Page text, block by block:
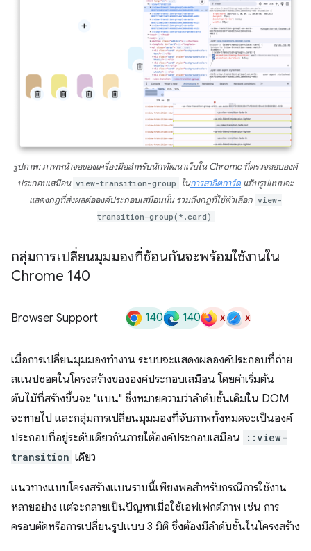
รูปภาพ: ภาพหน้าจอของเครื่องมือสำหรับนักพัฒนาเว็บใน Chrome ที่ตรวจสอบองค์
ประกอบเสมือน view-transition-group ในการสาธิตการ์ด แท็บรูปแบบจะ
แสดงกฎที่ส่งผลต่อองค์ประกอบเสมือนนั้น รวมถึงกฎที่ใช้ตัวเลือก view-
transition-group(*.card)
กลุ่มการเปลี่ยนมุมมองที่ซ้อนกันจะพร้อมใช้งานใน
Chrome 140
Browser Support 140 140 x x
เมื่อการเปลี่ยนมุมมองทำงาน ระบบจะแสดงผลองค์ประกอบที่ถ่าย
สแนปชอตในโครงสร้างขององค์ประกอบเสมือน โดยค่าเริ่มต้น
ต้นไม้ที่สร้างขึ้นจะ "แบน" ซึ่งหมายความว่าลำดับชั้นเดิมใน DOM
จะหายไป และกลุ่มการเปลี่ยนมุมมองที่จับภาพทั้งหมดจะเป็นองค์
ประกอบที่อยู่ระดับเดียวกันภายใต้องค์ประกอบเสมือน
::view-
transition เดียว
แนวทางแบบโครงสร้างแบนราบนี้เพียงพอสำหรับกรณีการใช้งาน
หลายอย่าง แต่จะกลายเป็นปัญหาเมื่อใช้เอฟเฟกต์ภาพ เช่น การ
ครอบตัดหรือการเปลี่ยนรูปแบบ 3 มิติ ซึ่งต้องมีลำดับชั้นในโครงสร้าง